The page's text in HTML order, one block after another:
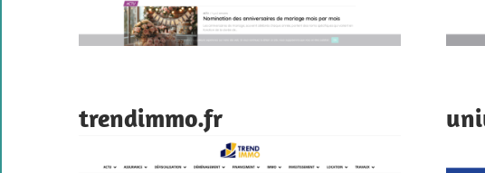
trendimmo.fr